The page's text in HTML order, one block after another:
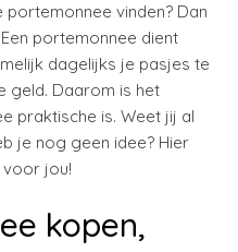
vinden? Dan
portemonnee dient
dagelijks je pasjes te
geld. Daarom is het
praktische is. Weet jij al
je nog geen idee? Hier
jou!
kopen,